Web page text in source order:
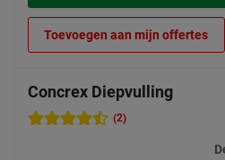
Toevoegen aan mijn offertes
Concrex Diepvulling
(2)